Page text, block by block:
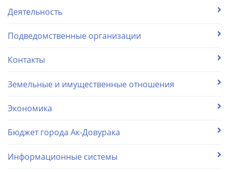
Деятельность
Подведомственные организации
Контакты
Земельные и имущественные отношения
Экономика
Бюджет города Ак-Довурака
Информационные системы